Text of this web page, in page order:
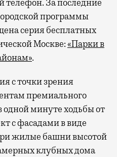
За последние
программы
серия бесплатных
Москве:«Парки в
.
с точки зрения
премиального
одной минуте ходьбы от
с фасадами в виде
жилые башни высотой
клубных дома